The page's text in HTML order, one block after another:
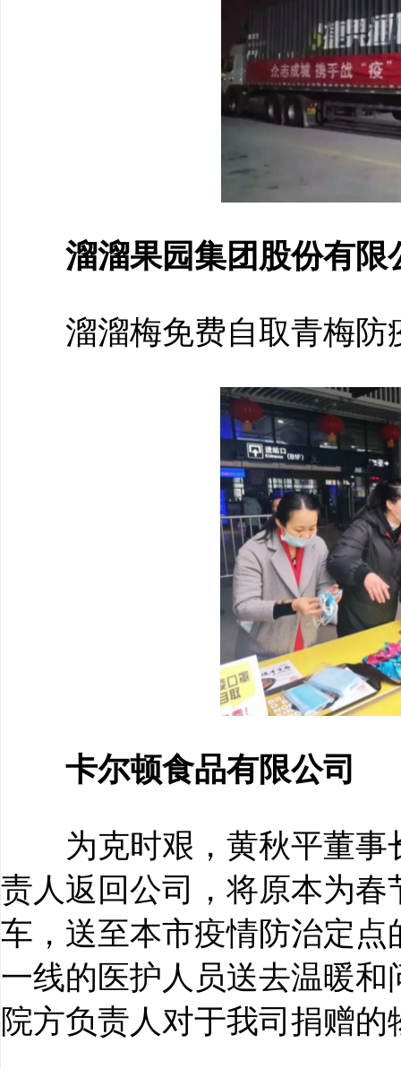
溜溜果园集团股份有限
溜溜梅免费自取青梅防
卡尔顿食品有限公司
为克时艰，黄秋平董事
责人返回公司，将原本为
车，送至本市疫情防治定
一线的医护人员送去温暖
院方负责人对于我司捐赠